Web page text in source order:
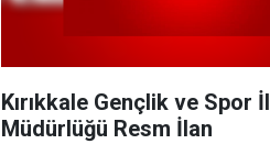
Kırıkkale Gençlik ve Spor İl
Müdürlüğü Resm İlan